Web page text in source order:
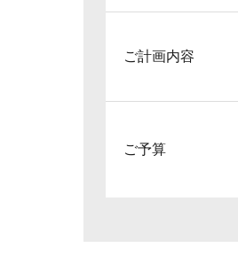
ご計画内容
ご予算